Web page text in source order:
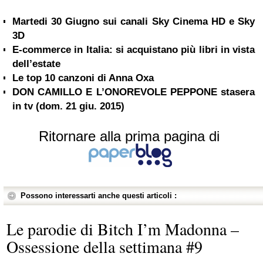
Martedi 30 Giugno sui canali Sky Cinema HD e Sky
3D
E-commerce in Italia: si acquistano più libri in vista
dell’estate
Le top 10 canzoni di Anna Oxa
DON CAMILLO E L’ONOREVOLE PEPPONE stasera
in tv (dom. 21 giu. 2015)
Ritornare alla prima pagina di
Possono interessarti anche questi articoli :
Le parodie di Bitch I’m Madonna –
Ossessione della settimana #9